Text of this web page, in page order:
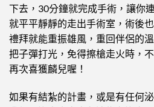
下去，30分鐘就完成手術，讓你
就平平靜靜的走出手術室，術後
禮拜就能重振雄風，重回伴侶的
把子彈打光，免得擦槍走火時，
再次喜獲麟兒喔！
如果有結紮的計畫，或是有任何